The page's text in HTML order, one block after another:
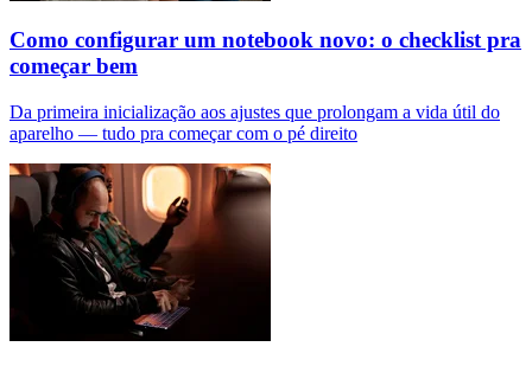
Como configurar um notebook novo: o checklist pra
começar bem
Da primeira inicialização aos ajustes que prolongam a vida útil do
aparelho — tudo pra começar com o pé direito